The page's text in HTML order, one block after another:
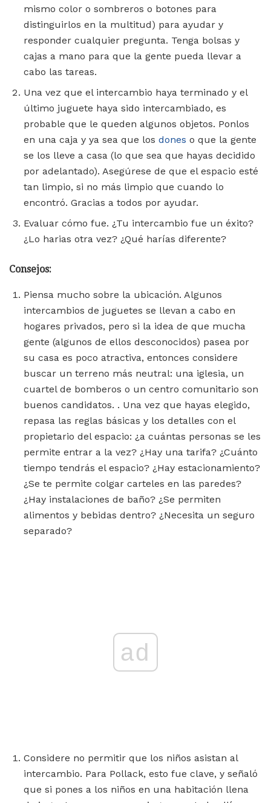
mismo color o sombreros o botones para
distinguirlos en la multitud) para ayudar y
responder cualquier pregunta. Tenga bolsas y
cajas a mano para que la gente pueda llevar a
cabo las tareas.
Una vez que el intercambio haya terminado y el
último juguete haya sido intercambiado, es
probable que le queden algunos objetos. Ponlos
en una caja y ya sea que los dones o que la gente
se los lleve a casa (lo que sea que hayas decidido
por adelantado). Asegúrese de que el espacio esté
tan limpio, si no más limpio que cuando lo
encontró. Gracias a todos por ayudar.
Evaluar cómo fue. ¿Tu intercambio fue un éxito?
¿Lo harias otra vez? ¿Qué harías diferente?
Consejos:
Piensa mucho sobre la ubicación. Algunos
intercambios de juguetes se llevan a cabo en
hogares privados, pero si la idea de que mucha
gente (algunos de ellos desconocidos) pasea por
su casa es poco atractiva, entonces considere
buscar un terreno más neutral: una iglesia, un
cuartel de bomberos o un centro comunitario son
buenos candidatos. . Una vez que hayas elegido,
repasa las reglas básicas y los detalles con el
propietario del espacio: ¿a cuántas personas se les
permite entrar a la vez? ¿Hay una tarifa? ¿Cuánto
tiempo tendrás el espacio? ¿Hay estacionamiento?
¿Se te permite colgar carteles en las paredes?
¿Hay instalaciones de baño? ¿Se permiten
alimentos y bebidas dentro? ¿Necesita un seguro
separado?
ad
Considere no permitir que los niños asistan al
intercambio. Para Pollack, esto fue clave, y señaló
que si pones a los niños en una habitación llena